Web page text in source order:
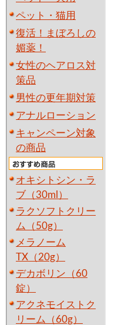
ペット・猫用
復活！まぼろしの
媚薬！
女性のヘアロス対
策品
男性の更年期対策
アナルローション
キャンペーン対象
の商品
オキシトシン・ラ
ブ（30ml）
ラクソフトクリー
ム（50g）
メラノーム
TX（20g）
デカボリン（60
錠）
アクネモイストク
リーム（60g）